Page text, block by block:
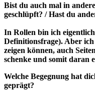
Bist du auch mal in
geschlüpft? / Hast du
In Rollen bin ich
Definitionsfrage). Aber
zeigen können, auch
schenke und somit daran
Welche Begegnung hat
geprägt?